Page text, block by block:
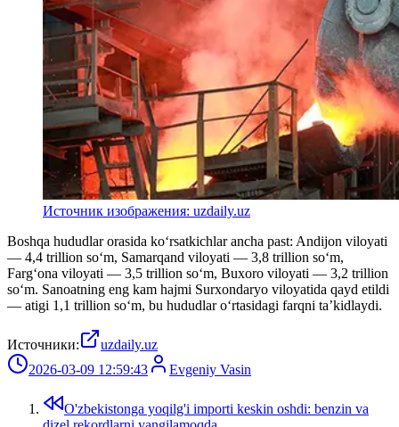
Источник изображения: uzdaily.uz
Boshqa hududlar orasida ko‘rsatkichlar ancha past: Andijon viloyati
— 4,4 trillion so‘m, Samarqand viloyati — 3,8 trillion so‘m,
Farg‘ona viloyati — 3,5 trillion so‘m, Buxoro viloyati — 3,2 trillion
so‘m. Sanoatning eng kam hajmi Surxondaryo viloyatida qayd etildi
— atigi 1,1 trillion so‘m, bu hududlar o‘rtasidagi farqni ta’kidlaydi.
Источники:
uzdaily.uz
2026-03-09 12:59:43
Evgeniy Vasin
O'zbekistonga yoqilg'i importi keskin oshdi: benzin va